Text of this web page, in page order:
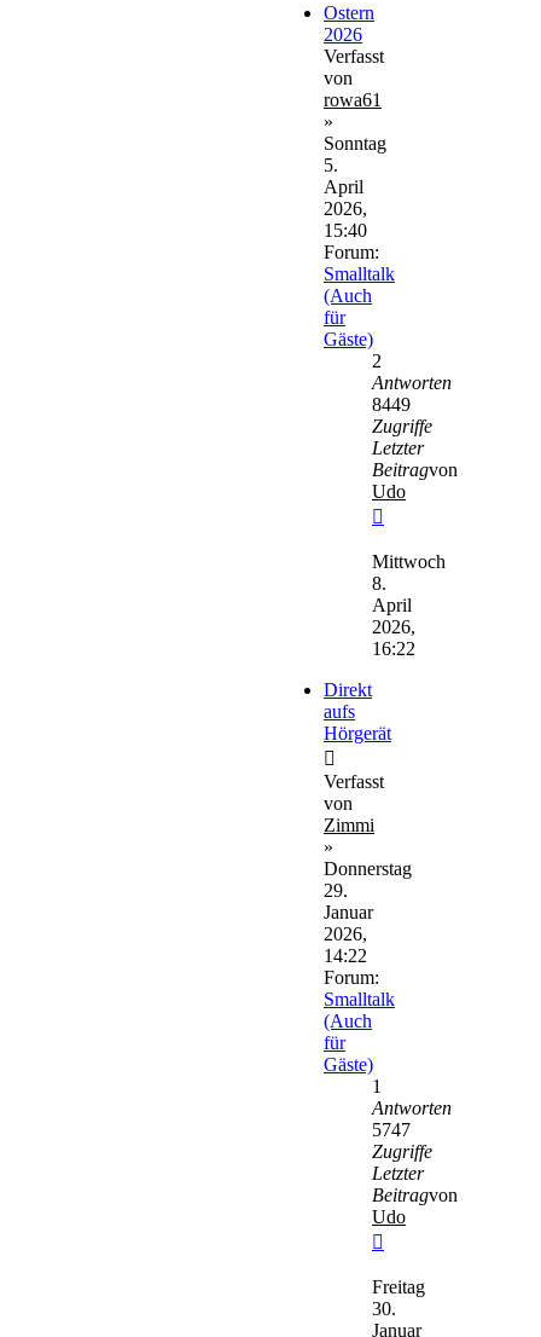
Ostern
2026
Verfasst
von
rowa61
»
Sonntag
5.
April
2026,
15:40
Forum:
Smalltalk
(Auch
für
Gäste)
2
Antworten
8449
Zugriffe
Letzter
Beitragvon
Udo
Beitrag
Mittwoch
8.
April
2026,
16:22
Direkt
aufs
Hörgerät
Verfasst
von
Zimmi
»
Donnerstag
29.
Januar
2026,
14:22
Forum:
Smalltalk
(Auch
für
Gäste)
1
Antworten
5747
Zugriffe
Letzter
Beitragvon
Udo
Beitrag
Freitag
30.
Januar